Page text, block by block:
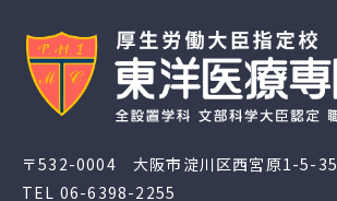
〒532-0004 大阪市淀川区西宮原1-5-35
TEL 06-6398-2255